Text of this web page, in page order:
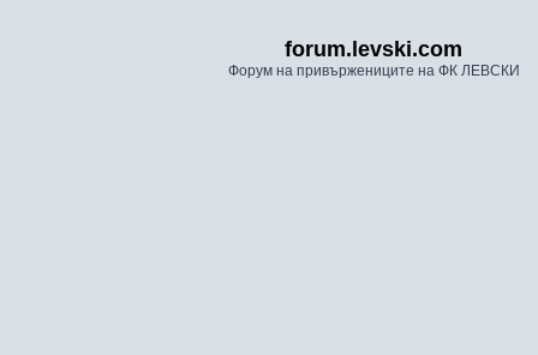
forum.levski.com
Форум на привържениците на ФК ЛЕВСКИ